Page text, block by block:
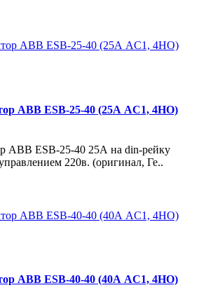
ABB ESB-25-40 (25А AC1, 4НО)
ABB ESB-25-40 25А на din-рейку
220в. (оригинал, Ге..
ABB ESB-40-40 (40А AC1, 4НО)